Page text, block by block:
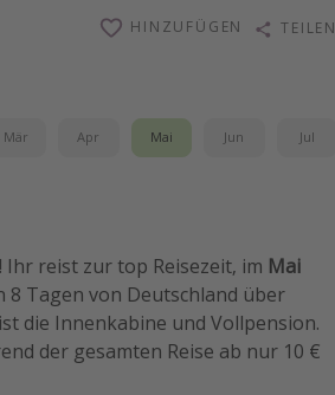
HINZUFÜGEN TEILEN
Mär Apr Mai Jun Jul
reist zur top Reisezeit, im Mai
8 Tagen von Deutschland über
die Innenkabine und Vollpension.
der gesamten Reise ab nur 10 €